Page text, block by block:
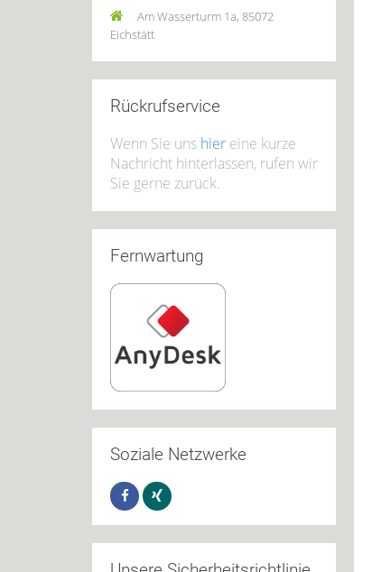
Am Wasserturm 1a, 85072
Eichstätt
Rückrufservice
Wenn Sie uns hier eine kurze
Nachricht hinterlassen, rufen wir
Sie gerne zurück.
Fernwartung
Soziale Netzwerke